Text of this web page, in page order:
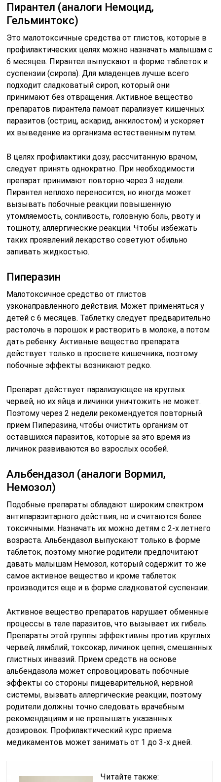
Пирантел (аналоги Немоцид,
Гельминтокс)
Это малотоксичные средства от глистов, которые в
профилактических целях можно назначать малышам с
6 месяцев. Пирантел выпускают в форме таблеток и
суспензии (сиропа). Для младенцев лучше всего
подходит сладковатый сироп, который они
принимают без отвращения. Активное вещество
препаратов пирантела памоат парализует кишечных
паразитов (остриц, аскарид, анкилостом) и ускоряет
их выведение из организма естественным путем.
В целях профилактики дозу, рассчитанную врачом,
следует принять однократно. При необходимости
препарат принимают повторно через 3 недели.
Пирантел неплохо переносится, но иногда может
вызывать побочные реакции повышенную
утомляемость, сонливость, головную боль, рвоту и
тошноту, аллергические реакции. Чтобы избежать
таких проявлений лекарство советуют обильно
запивать жидкостью.
Пиперазин
Малотоксичное средство от глистов
узконаправленного действия. Может применяться у
детей с 6 месяцев. Таблетку следует предварительно
растолочь в порошок и растворить в молоке, а потом
дать ребенку. Активные вещество препарата
действует только в просвете кишечника, поэтому
побочные эффекты возникают редко.
Препарат действует парализующее на круглых
червей, но их яйца и личинки уничтожить не может.
Поэтому через 2 недели рекомендуется повторный
прием Пиперазина, чтобы очистить организм от
оставшихся паразитов, которые за это время из
личинок развиваются во взрослых особей.
Альбендазол (аналоги Вормил,
Немозол)
Подобные препараты обладают широким спектром
антипаразитарного действия, но и считаются более
токсичными. Назначать их можно детям с 2-х летнего
возраста. Альбендазол выпускают только в форме
таблеток, поэтому многие родители предпочитают
давать малышам Немозол, который содержит то же
самое активное вещество и кроме таблеток
производится еще и в форме сладковатой суспензии.
Активное вещество препаратов нарушает обменные
процессы в теле паразитов, что вызывает их гибель.
Препараты этой группы эффективны против круглых
червей, лямблий, токсокар, личинок цепня, смешанных
глистных инвазий. Прием средств на основе
альбендазола может спровоцировать побочные
эффекты со стороны пищеварительной, нервной
системы, вызвать аллергические реакции, поэтому
родители должны точно следовать врачебным
рекомендациям и не превышать указанных
дозировок. Профилактический курс приема
медикаментов может занимать от 1 до 3-х дней.
Читайте также: